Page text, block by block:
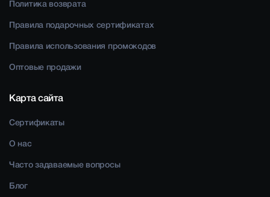
Политика возврата
Правила подарочных сертификатах
Правила использования промокодов
Оптовые продажи
Карта сайта
Сертификаты
О нас
Часто задаваемые вопросы
Блог